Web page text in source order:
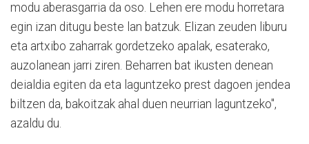
modu aberasgarria da oso. Lehen ere modu horretara
egin izan ditugu beste lan batzuk. Elizan zeuden liburu
eta artxibo zaharrak gordetzeko apalak, esaterako,
auzolanean jarri ziren. Beharren bat ikusten denean
deialdia egiten da eta laguntzeko prest dagoen jendea
biltzen da, bakoitzak ahal duen neurrian laguntzeko",
azaldu du.